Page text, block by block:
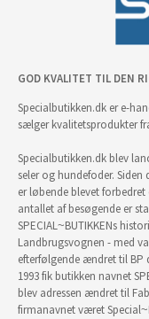
GOD KVALITET TIL DEN
Specialbutikken.dk er e-
sælger kvalitetsprodukter
Specialbutikken.dk blev
seler og hundefoder.
er løbende blevet
antallet af besøgende er
SPECIAL~BUTIKKENs
Landbrugsvognen - med
efterfølgende ændret til BP
1993 fik butikken navnet
blev adressen ændret til
firmanavnet været